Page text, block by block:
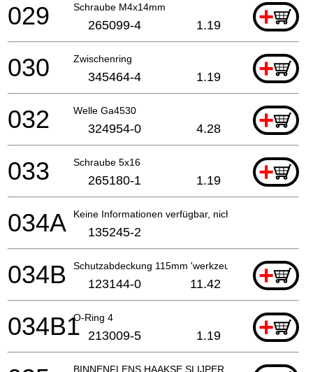
Schraube M4x14mm +
029 265099-4 1.19
Zwischenring +
030 345464-4 1.19
Welle Ga4530 +
032 324954-0 4.28
Schraube 5x16 +
033 265180-1 1.19
Keine Informationen verfügbar, nicht bestellbar
034A 135245-2
Schutzabdeckung 115mm 'werkzeuglos' +
034B 123144-0 11.42
O-Ring 4 +
034B1 213009-5 1.19
BINNENFLENS HAAKSE SLIJPER EN